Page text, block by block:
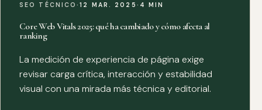
SEO TÉCNICO·12 MAR. 2025 · 4 MIN
Core Web Vitals 2025: qué ha cambiado y cómo afecta al
ranking
La medición de experiencia de página exige
revisar carga crítica, interacción y estabilidad
visual con una mirada más técnica y editorial.